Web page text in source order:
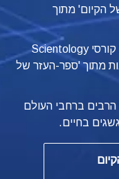
הקיום' מתוך
הוא אחד מתוך 19 קורסי Scientology
מתוך 'ספר-העזר של
הרבים ברחבי העולם
בחיים.